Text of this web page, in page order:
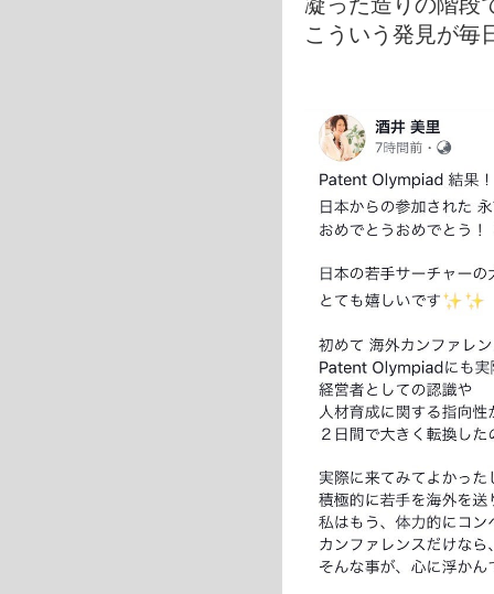
こういう発見が毎